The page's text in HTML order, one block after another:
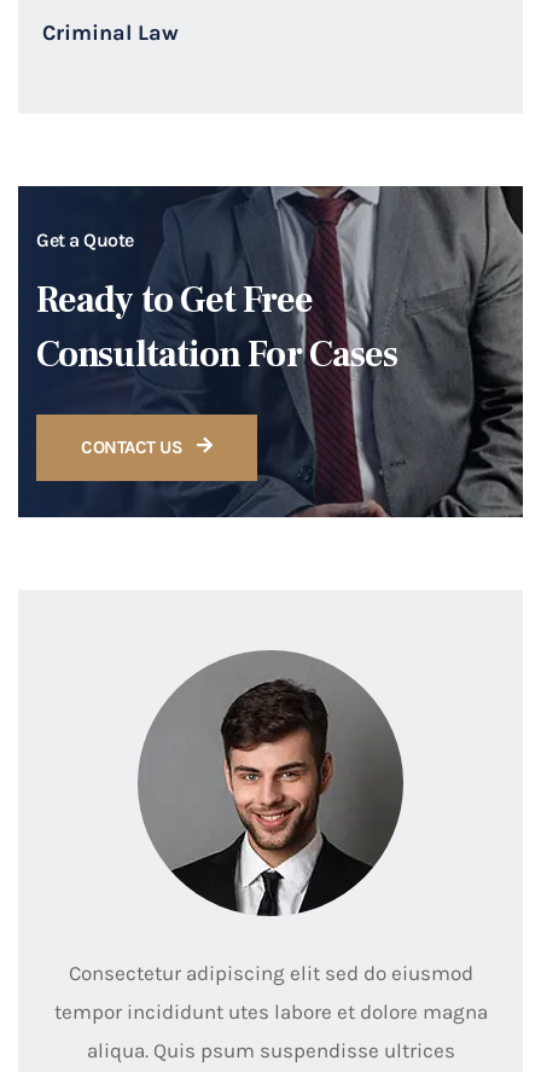
Criminal Law
Get a Quote
Ready to Get Free
Consultation For Cases
CONTACT US
Consectetur adipiscing elit sed do eiusmod
tempor incididunt utes labore et dolore magna
aliqua. Quis psum suspendisse ultrices